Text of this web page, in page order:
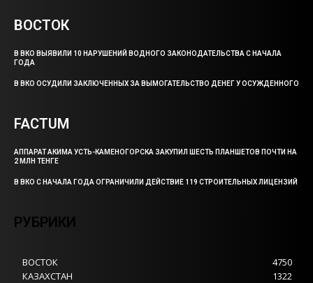
ВОСТОК
В ВКО ВЫЯВИЛИ 10 НАРУШЕНИЙ ВОДНОГО ЗАКОНОДАТЕЛЬСТВА С НАЧАЛА
ГОДА
В ВКО ОСУДИЛИ ЗАКЛЮЧЕННЫХ ЗА ВЫМОГАТЕЛЬСТВО ДЕНЕГ У ОСУЖДЕННОГО
FACTUM
АППАРАТ АКИМА УСТЬ-КАМЕНОГОРСКА ЗАКУПИЛ ШЕСТЬ ПЛАНШЕТОВ ПОЧТИ НА
2 МЛН ТЕНГЕ
В ВКО С НАЧАЛА ГОДА ОГРАНИЧИЛИ ДЕЙСТВИЕ 119 СТРОИТЕЛЬНЫХ ЛИЦЕНЗИЙ
РУБРИКИ
ВОСТОК
4750
КАЗАХСТАН
1322